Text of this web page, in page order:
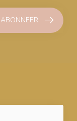
ABONNEER